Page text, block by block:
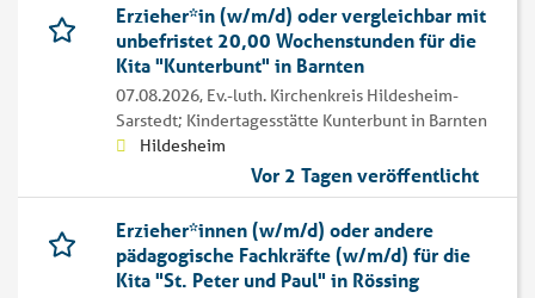
Erzieher*in (w/m/d) oder vergleichbar mit
unbefristet 20,00 Wochenstunden für die
Kita "Kunterbunt" in Barnten
07.08.2026, Ev.-luth. Kirchenkreis Hildesheim-
Sarstedt; Kindertagesstätte Kunterbunt in Barnten
Hildesheim
Vor 2 Tagen veröffentlicht
Erzieher*innen (w/m/d) oder andere
pädagogische Fachkräfte (w/m/d) für die
Kita "St. Peter und Paul" in Rössing